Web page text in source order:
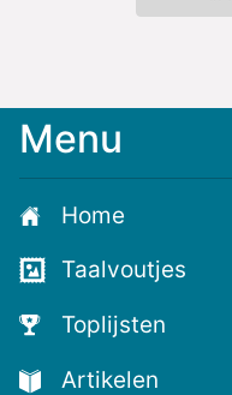
Meld
voor
de
nieuwste
voutjes
en
de
Menu
Home
Taalvoutjes
Toplijsten
Artikelen